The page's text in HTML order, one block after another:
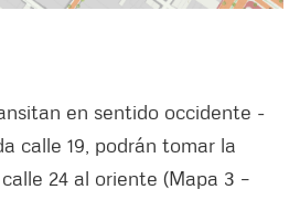
en sentido occidente -
calle 19, podrán tomar la
24 al oriente (Mapa 3 –